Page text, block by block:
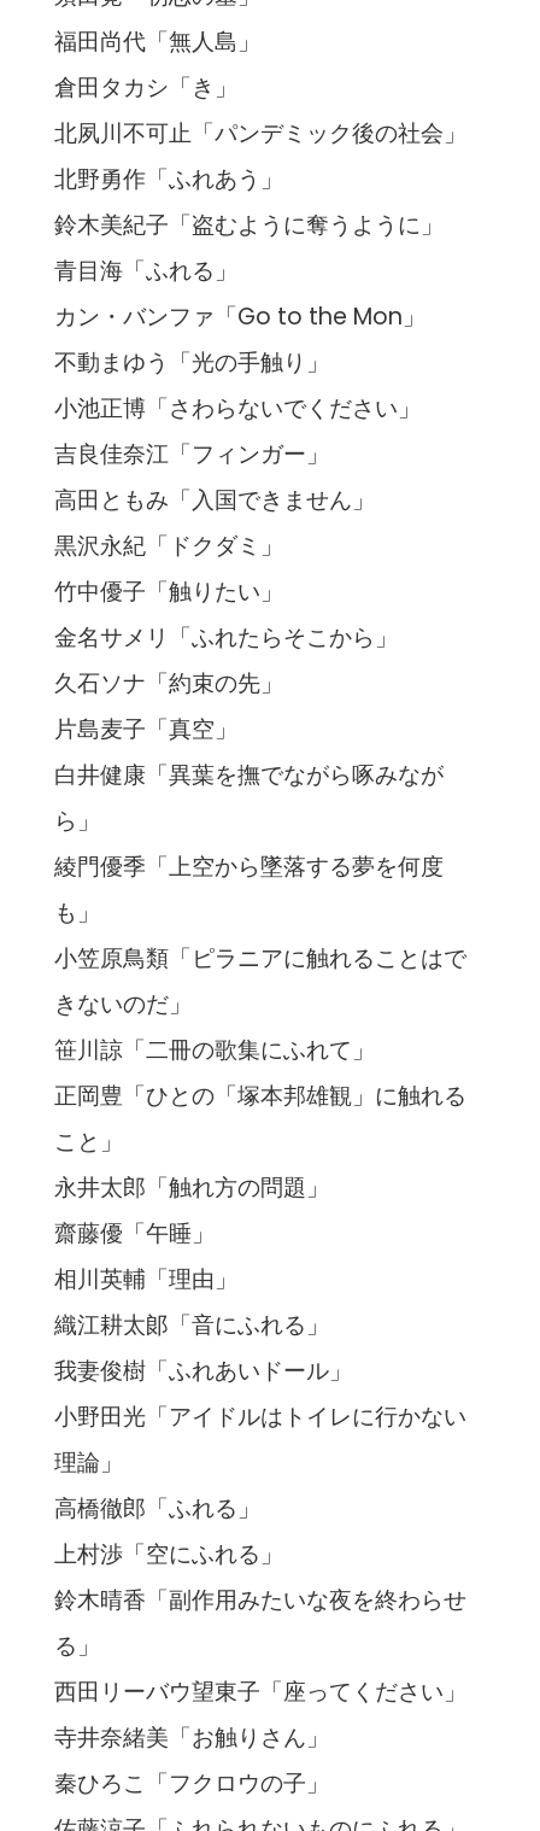
福田尚代「無人島」
倉田タカシ「き」
北夙川不可止「パンデミック後の社会」
北野勇作「ふれあう」
鈴木美紀子「盗むように奪うように」
青目海「ふれる」
カン・バンファ「Go to the Mon」
不動まゆう「光の手触り」
小池正博「さわらないでください」
吉良佳奈江「フィンガー」
高田ともみ「入国できません」
黒沢永紀「ドクダミ」
竹中優子「触りたい」
金名サメリ「ふれたらそこから」
久石ソナ「約束の先」
片島麦子「真空」
白井健康「異葉を撫でながら啄みなが
ら」
綾門優季「上空から墜落する夢を何度
も」
小笠原鳥類「ピラニアに触れることはで
きないのだ」
笹川諒「二冊の歌集にふれて」
正岡豊「ひとの「塚本邦雄観」に触れる
こと」
永井太郎「触れ方の問題」
齋藤優「午睡」
相川英輔「理由」
織江耕太郞「音にふれる」
我妻俊樹「ふれあいドール」
小野田光「アイドルはトイレに行かない
理論」
高橋徹郎「ふれる」
上村渉「空にふれる」
鈴木晴香「副作用みたいな夜を終わらせ
る」
西田リーバウ望東子「座ってください」
寺井奈緒美「お触りさん」
秦ひろこ「フクロウの子」